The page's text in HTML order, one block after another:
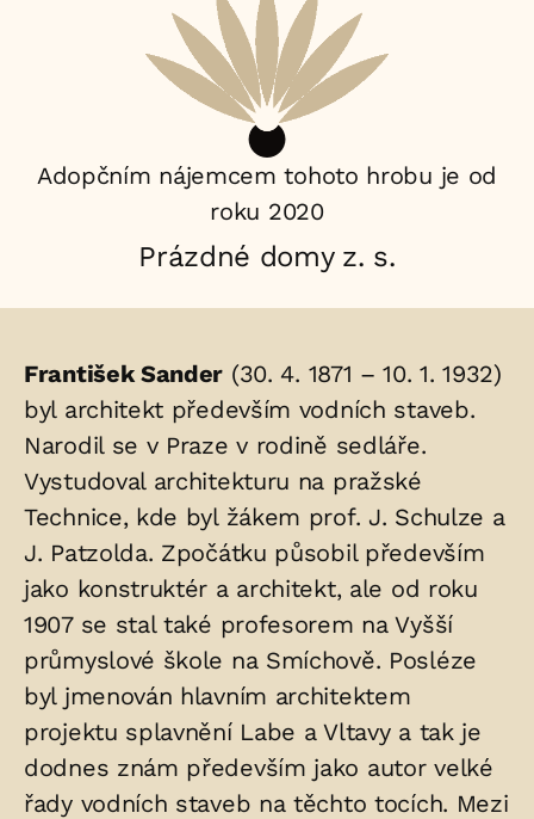
nájemce:
Adopčním nájemcem tohoto hrobu je od
roku 2020
Prázdné domy z. s.
Životopis
osoby/osob
uložených
v
hrobu:
František Sander (30. 4. 1871 – 10. 1. 1932)
byl architekt především vodních staveb.
Narodil se v Praze v rodině sedláře.
Vystudoval architekturu na pražské
Technice, kde byl žákem prof. J. Schulze a
J. Patzolda. Zpočátku působil především
jako konstruktér a architekt, ale od roku
1907 se stal také profesorem na Vyšší
průmyslové škole na Smíchově. Posléze
byl jmenován hlavním architektem
projektu splavnění Labe a Vltavy a tak je
dodnes znám především jako autor velké
řady vodních staveb na těchto tocích. Mezi